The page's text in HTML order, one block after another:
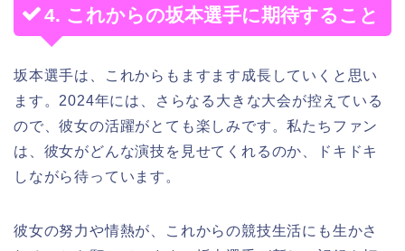
4. これからの坂本選手に期待すること
坂本選手は、これからもますます成長していくと思い
ます。2024年には、さらなる大きな大会が控えている
ので、彼女の活躍がとても楽しみです。私たちファン
は、彼女がどんな演技を見せてくれるのか、ドキドキ
しながら待っています。
彼女の努力や情熱が、これからの競技生活にも生かさ